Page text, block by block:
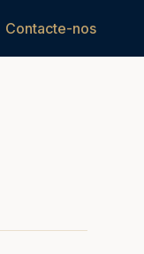
Contacte-nos